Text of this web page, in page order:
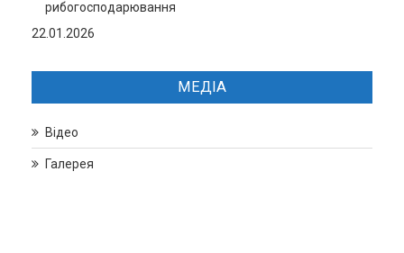
рибогосподарювання
22.01.2026
МЕДІА
Відео
Галерея